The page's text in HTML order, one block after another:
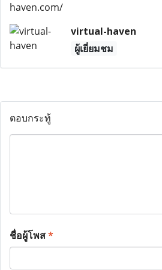
haven.com/
virtual-haven
ผู้เยี่ยมชม
ตอบกระทู้
ชื่อผู้โพส*